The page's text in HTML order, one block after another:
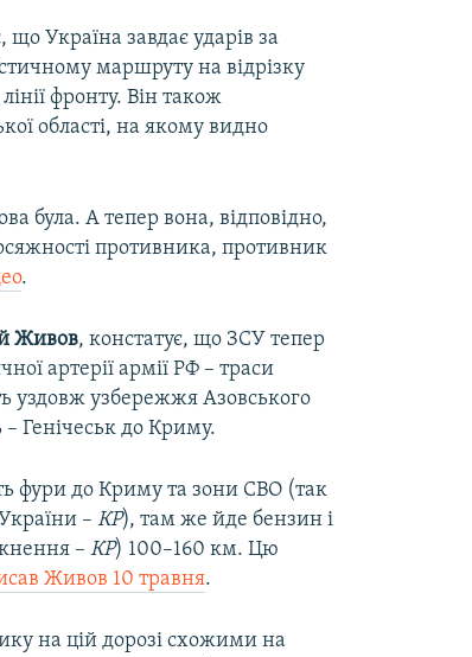
Україна завдає ударів за
маршруту на відрізку
фронту. Він також
області, на якому видно
була. А тепер вона, відповідно,
противника, противник
.
Живов, констатує, що ЗСУ тепер
артерії армії РФ – траси
уздовж узбережжя Азовського
Генічеськ до Криму.
фури до Криму та зони СВО (так
–КР), там же йде бензин і
–КР) 100–160 км. Цю
Живов 10 травня.
на цій дорозі схожими на